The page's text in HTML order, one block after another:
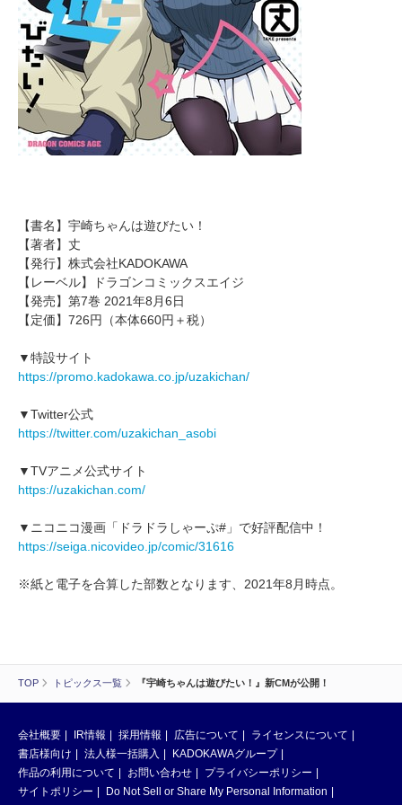
TOP トピックス一覧 『宇崎ちゃんは遊びたい！』新CMが公開！
【書名】宇崎ちゃんは遊びたい！
【著者】丈
【発行】株式会社KADOKAWA
【レーベル】ドラゴンコミックスエイジ
【発売】第7巻 2021年8月6日
【定価】726円（本体660円＋税）
▼特設サイト
https://promo.kadokawa.co.jp/uzakichan/
▼Twitter公式
https://twitter.com/uzakichan_asobi
▼TVアニメ公式サイト
https://uzakichan.com/
▼ニコニコ漫画「ドラドラしゃーぷ#」で好評配信中！
https://seiga.nicovideo.jp/comic/31616
※紙と電子を合算した部数となります、2021年8月時点。
会社概要 IR情報 採用情報 広告について
ライセンスについて
書店様向け
法人様一括購入
KADOKAWAグループ
作品の利用について
お問い合わせ
プライバシーポリシー
サイトポリシー
Do Not Sell or Share My Personal Information